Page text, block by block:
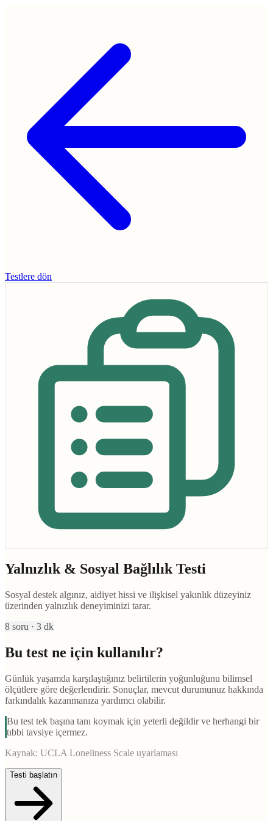
Testlere dön
Yalnızlık & Sosyal Bağlılık Testi
Sosyal destek algınız, aidiyet hissi ve ilişkisel yakınlık düzeyiniz
üzerinden yalnızlık deneyiminizi tarar.
8 soru · 3 dk
Bu test ne için kullanılır?
Günlük yaşamda karşılaştığınız belirtilerin yoğunluğunu bilimsel
ölçütlere göre değerlendirir. Sonuçlar, mevcut durumunuz hakkında
farkındalık kazanmanıza yardımcı olabilir.
Bu test tek başına tanı koymak için yeterli değildir ve herhangi bir
tıbbi tavsiye içermez.
Kaynak: UCLA Loneliness Scale uyarlaması
Testi başlatın